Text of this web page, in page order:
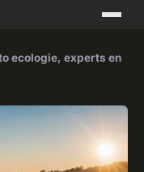
ecologie, experts en